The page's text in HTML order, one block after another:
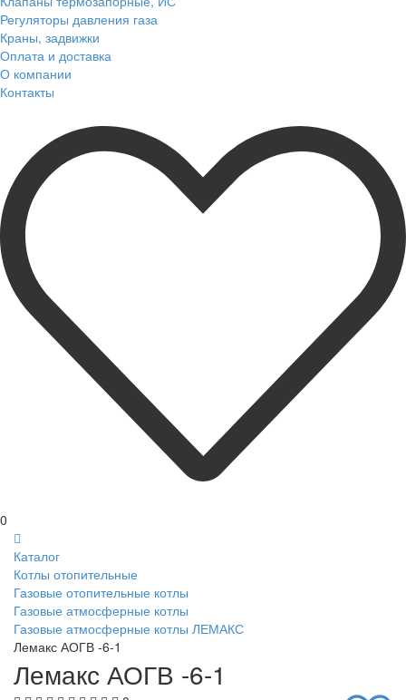
Регуляторы давления газа
Краны, задвижки
Оплата и доставка
О компании
Контакты
0
Каталог
Котлы отопительные
Газовые отопительные котлы
Газовые атмосферные котлы
Газовые атмосферные котлы ЛЕМАКС
Лемакс АОГВ -6-1
Лемакс АОГВ -6-1